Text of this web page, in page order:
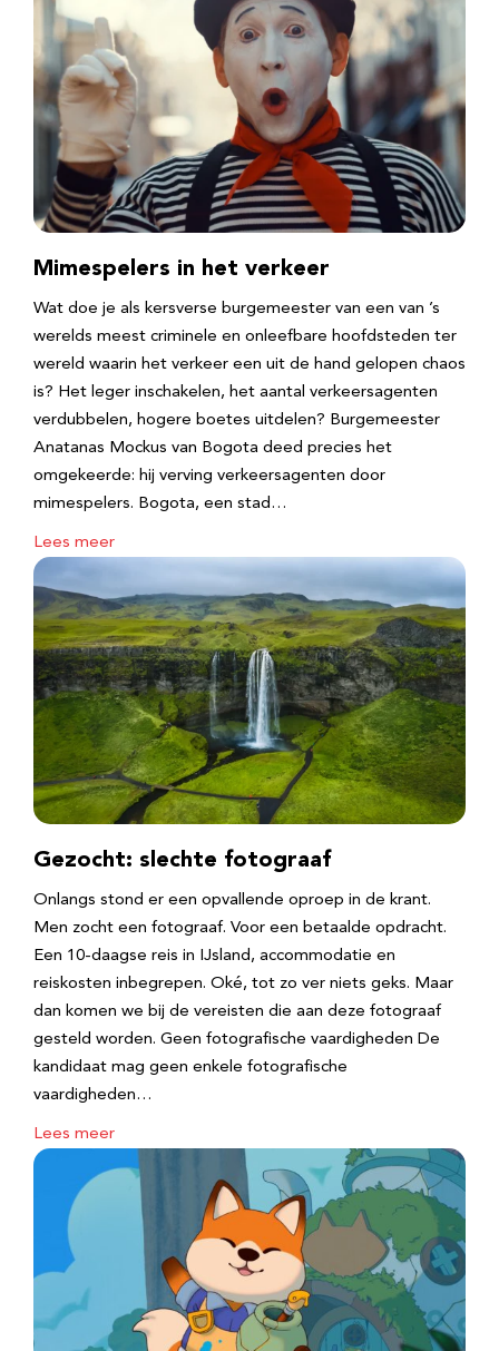
Mimespelers in het verkeer
Wat doe je als kersverse burgemeester van een van ’s
werelds meest criminele en onleefbare hoofdsteden ter
wereld waarin het verkeer een uit de hand gelopen chaos
is? Het leger inschakelen, het aantal verkeersagenten
verdubbelen, hogere boetes uitdelen? Burgemeester
Anatanas Mockus van Bogota deed precies het
omgekeerde: hij verving verkeersagenten door
mimespelers. Bogota, een stad…
Lees meer
Gezocht: slechte fotograaf
Onlangs stond er een opvallende oproep in de krant.
Men zocht een fotograaf. Voor een betaalde opdracht.
Een 10-daagse reis in IJsland, accommodatie en
reiskosten inbegrepen. Oké, tot zo ver niets geks. Maar
dan komen we bij de vereisten die aan deze fotograaf
gesteld worden. Geen fotografische vaardigheden De
kandidaat mag geen enkele fotografische
vaardigheden…
Lees meer